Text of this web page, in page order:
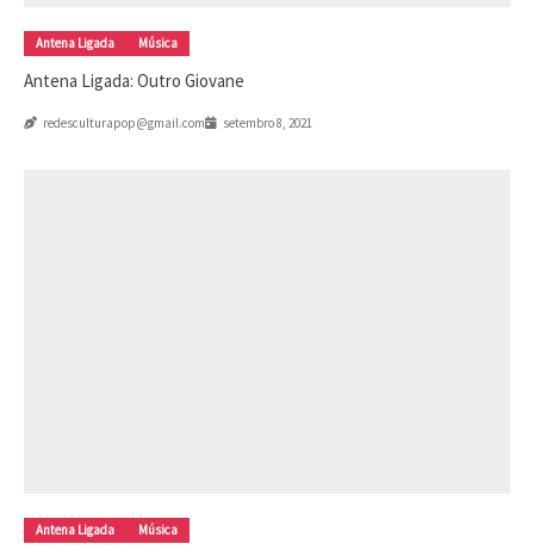
Antena Ligada Música
Antena Ligada: Outro Giovane
redesculturapop@gmail.com setembro 8, 2021
Antena Ligada Música